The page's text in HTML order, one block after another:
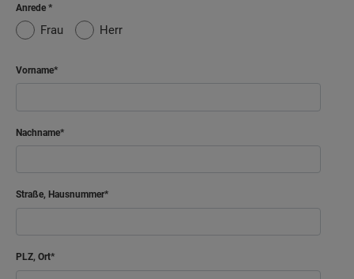
Anrede
Frau Herr
Vorname
Nachname
Straße, Hausnummer
PLZ, Ort